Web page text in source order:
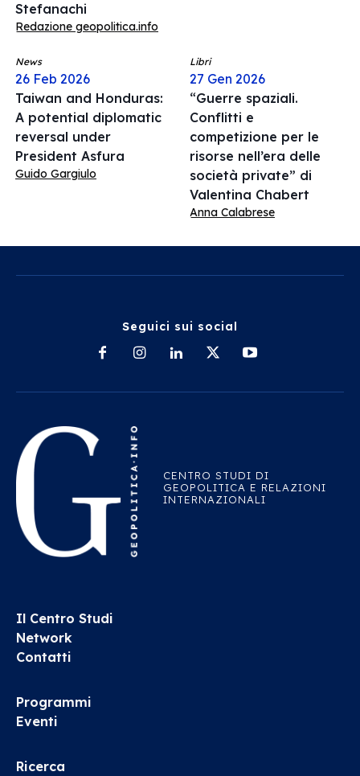
Stefanachi
Redazione geopolitica.info
News
26 Feb 2026
Taiwan and Honduras:
A potential diplomatic
reversal under
President Asfura
Guido Gargiulo
Libri
27 Gen 2026
“Guerre spaziali.
Conflitti e
competizione per le
risorse nell’era delle
società private” di
Valentina Chabert
Anna Calabrese
Seguici sui social
CENTRO STUDI DI
GEOPOLITICA E RELAZIONI
INTERNAZIONALI
Il Centro Studi
Network
Contatti
Programmi
Eventi
Ricerca